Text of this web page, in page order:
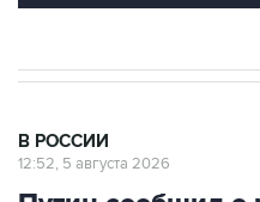
В РОССИИ
12:52, 5 августа 2026